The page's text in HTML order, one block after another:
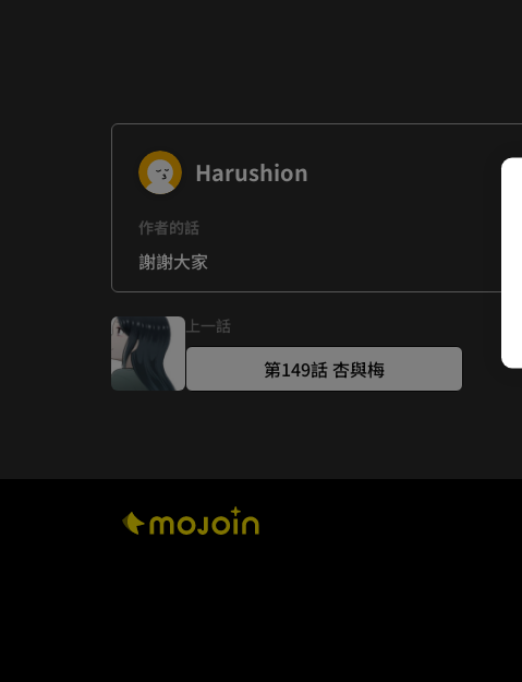
Harushion
作者的話
謝謝大家
上一話
第149話 杏與梅